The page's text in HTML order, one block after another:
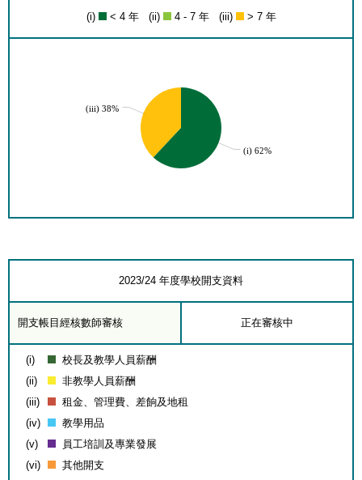
(i) < 4 年 (ii) 4 - 7 年 (iii) > 7 年
(iii) 38%
(i) 62%
2023/24 年度學校開支資料
開支帳目經核數師審核 正在審核中
(i)
校長及教學人員薪酬
(ii)
非教學人員薪酬
(iii)
租金、管理費、差餉及地租
(iv)
教學用品
(v)
員工培訓及專業發展
(vi)
其他開支